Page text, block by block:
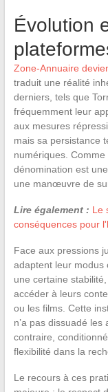
Évolution
Zone-Annuaire
traduit une réalité
derniers, tels que
fréquemment leur
aux mesures
mais sa persistance
numériques.
dénomination est
une manœuvre de
Lire également : Le
conséquences pour
Face aux pressions
adaptent leur modus
une certaine
accéder à leurs
ou les films. Cette
n’a pas dissuadé
contraire,
flexibilité dans la
Le recours à ces